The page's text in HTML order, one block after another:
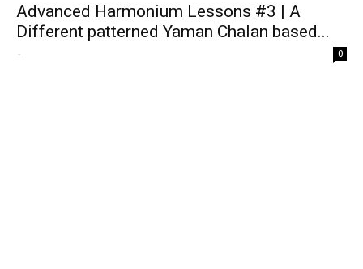
Advanced Harmonium Lessons #3 | A
Different patterned Yaman Chalan based...
- 0